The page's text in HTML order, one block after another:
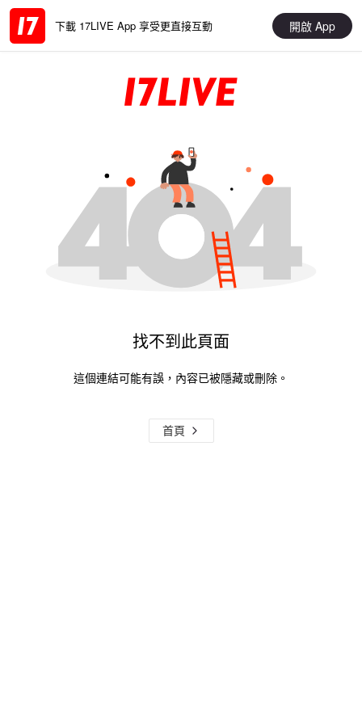
下載 17LIVE App 享受更直接互動 開啟 App
找不到此頁面
這個連結可能有誤，內容已被隱藏或刪除。
首頁